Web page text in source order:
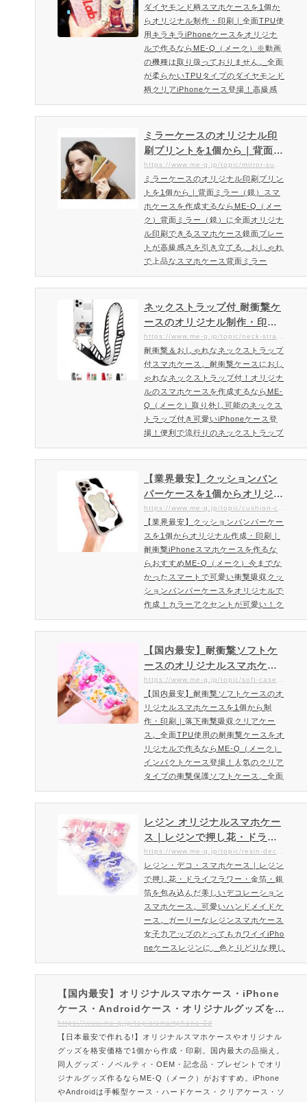
るiPhoneケースです。ラグジュアリ
ースマホケースを作成・注文…
oneケースをオリジナルで作
るならME-Q（メーク）
ダイヤモンド柄スマホケースを1個か
らオリジナル制作・印刷｜全面TPU使
用キラキラiPhoneケースをオリジナ
ルで作るならME-Q（メーク）※動画
の機種は取り扱っておりません。全面
が柔らかいTPUタイプのダイヤモンド
柄クリアiPhoneケース登場！高級感
があるジュエリー系のお洒落スマホケ
ースをオリジナルで作成。海外で人気
のスマホケース！今回はキラキラ系の
ダイヤモンド柄スマホケースをご紹
介！インスタ映え必須。柔軟度高い全
柄スマホケースにオリジナルのデザイ
ンを頂けます。またME-Q（メーク）
で…
ミラーケースのオリジナル印
刷プリントを1個から｜背面ミ
ラー（鏡）スマホケースを作
成するならME-Q（メーク）
ミラーケースのオリジナル印刷プリン
トを1個から｜背面ミラー（鏡）スマ
ホケースを作成するならME-Q（メー
ク）背面ミラー（鏡）に全面オリジナ
ル印刷できるスマホケース鏡面プレー
トが高級感さを引き立てる。おしゃれ
で上品なスマホケース背面ミラー
（鏡）スマホケースは、鏡も含めカバ
ー全体が柔軟性のある素材で作られて
いますので、割れにくくスマホの保護
性も高いです。鏡面プレートはちょっ
とした身だしなみチェックや化粧直し
成・注文ご注文方法・料金はこちら背
面ミラーケースの特徴女性・男性…
ネックストラップ付 耐衝撃ケ
ースのオリジナル制作・印刷
｜1個から作成OK。耐衝撃ケ
ースにおしゃれなネックスト
ラップ付！オリジナルのスマ
ホケースを作成するならME-Q
（メーク）
耐衝撃＆おしゃれなネックストラップ
付スマホケース。耐衝撃ケースにおし
ゃれなネックストラップ付！オリジナ
ルのスマホケースを作成するならME-
Q（メーク）取り外し可能のネックス
トラップ付き可愛いiPhoneケース登
場！便利で流行りのネックストラップ
付iPhoneケース海外でも人気なネッ
クストラップ付きスマホケース。スマ
ホ収納や持ち運びに便利なネックスト
ラップが付いたPU素材のスマホケー
スです。ネックストラップは取り外し
ースに収納できて、かわいいだけでな
く、機能面もバッチリのスマホ…
【業界最安】クッションバン
パーケースを1個からオリジナ
ル作成・印刷｜耐衝撃iPhone
スマホケースを作るならおす
すめME-Q（メーク）
【業界最安】クッションバンパーケー
スを1個からオリジナル作成・印刷｜
耐衝撃iPhoneスマホケースを作るな
らおすすめME-Q（メーク）今までな
かったスマートで可愛い衝撃吸収クッ
ションバンパーケースをオリジナルで
作成！カラーアクセントが可愛い！ク
ッションテクノロジーを採用したオリ
ジナルプリントができるスマホケー
ス！1個から注文OK！柔軟性が高く耐
ル・クッションケース」大事なスマー
軟性の優れたなTPU素材で作られたス
マホカバー。今までの衝撃吸収タ…
【国内最安】耐衝撃ソフトケ
ースのオリジナルスマホケー
スを1個から制作・印刷｜落下
衝撃吸収クリアケース。全面T
PU使用の耐衝撃ケースをオリ
ジナルで作るならME-Q（メー
ク）
【国内最安】耐衝撃ソフトケースのオ
リジナルスマホケースを1個から制
作・印刷｜落下衝撃吸収クリアケー
ス。全面TPU使用の耐衝撃ケースをオ
リジナルで作るならME-Q（メーク）
インパクトケース登場！人気のクリア
タイプの衝撃保護ソフトケース。全面
が柔らかいTPUタイプのソフトケース
柔軟度高い全面ソフトケースをオリジ
ナルデザインで作成できるME-Q（メ
ーク）ME-Q（メーク）ではデザイン
ソフトをお持ちでない方でも当サイト
レーターをご用意。あなたのスマホか
らでもデザインできちゃいます。今
人…
レジン オリジナルスマホケー
ス｜レジンで押し花・ドライ
フラワー・金箔・銀箔を包み
込んだ美しいデコレーション
スマホケース。オーダーメイ
ドスマホケースの印刷・プリ
ントならME-Q（メーク）
レジン・デコ・スマホケース｜レジン
で押し花・ドライフラワー・金箔・銀
箔を包み込んだ美しいデコレーション
スマホケース。可愛いハンドメイドケ
ース。ガーリーなレジンスマホケース
女子力アップのとってもカワイイiPho
neケースレジンに、色とりどりな押し
花・ドライフラワー・金箔・銀箔など
かわいい素材を詰め込んだナチュラル
なスマホケースです。ハンドメイド感
がある個性的なスマホケースに仕上が
ります。レジンスマホケースを作成・
料金はこちらレジンスマホケースの特
徴色とりどりのドライ…
【国内最安】オリジナルスマホケース・iPhone
ケース・Androidケース・オリジナルグッズを1
個から格安作成｜作り方も簡単で安い！オーダー
メイドで即日お届けできるME-Q（メーク）
https://www.me-q.jp/topic/smartphone-3d
【日本最安で作れる!】オリジナルスマホケースやオリジナル
グッズを格安価格で1個から作成・印刷。国内最大の品揃え。
同人グッズ・ノベルティ・OEM・記念品・プレゼントでオリ
ジナルグッズ作るならME-Q（メーク）がおすすめ。iPhone
やAndroidは手帳型ケース・ハードケース・クリアケース・ソ